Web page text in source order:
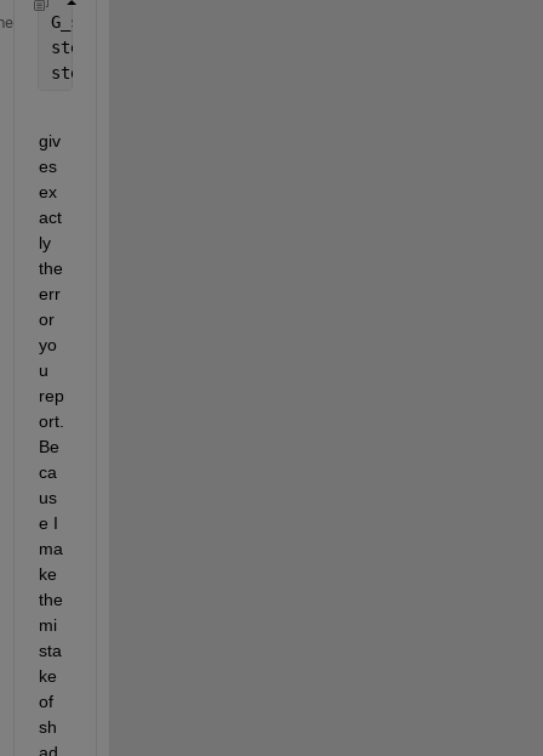
G_s = tf(num, den);
step = randn(10,1);
step(G_s)
giv
es
ex
act
ly
the
err
or
yo
u
rep
ort.
Be
ca
us
e I
ma
ke
the
mi
sta
ke
of
sh
ad